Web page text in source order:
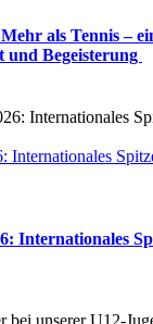
als Tennis –
und Begeisterung
Internationales
Internationales